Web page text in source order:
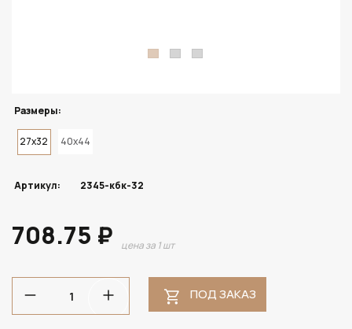
Размеры:
27x32 40x44
Артикул: 2345-кбк-32
708.75 ₽ цена за 1 шт
ПОД ЗАКАЗ